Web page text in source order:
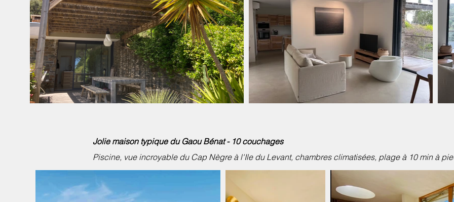
Jolie maison typique du Gaou Bénat - 10 couchages
Piscine, vue incroyable du Cap Nègre à l'Ile du Levant, chambres climatisées, plage à 10 min à